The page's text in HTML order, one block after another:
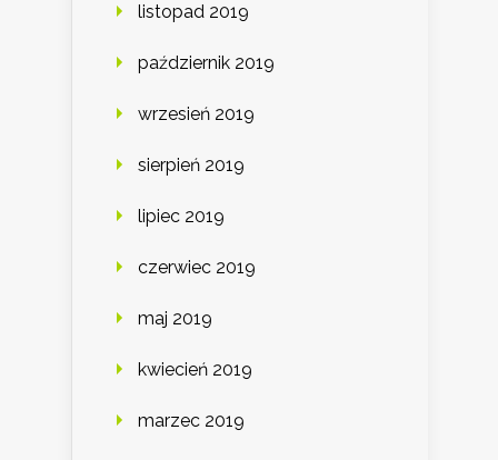
listopad 2019
październik 2019
wrzesień 2019
sierpień 2019
lipiec 2019
czerwiec 2019
maj 2019
kwiecień 2019
marzec 2019